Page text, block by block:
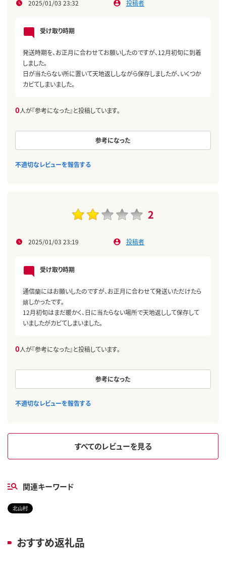
2025/01/03 23:32 投稿者
受け取り時期
発送時期を、お正月に合わせてお願いしたのですが、12月初旬に到着
しました。
日が当たらない所に置いて天地返ししながら保存しましたが、いくつか
カビてしまいました。
0人が『参考になった』と投稿しています。
参考になった
不適切なレビューを報告する
2
2025/01/03 23:19 投稿者
受け取り時期
通信蘭にはお願いしたのですが、お正月に合わせて発送いただけたら
嬉しかったです。
12月初旬はまだ暖かく、日に当たらない場所で天地返しして保存して
いましたがカビてしまいました。
0人が『参考になった』と投稿しています。
参考になった
不適切なレビューを報告する
すべてのレビューを見る
関連キーワード
北山村
おすすめ返礼品